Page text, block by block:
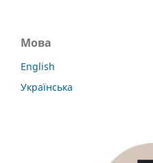
Мова
English
Українська